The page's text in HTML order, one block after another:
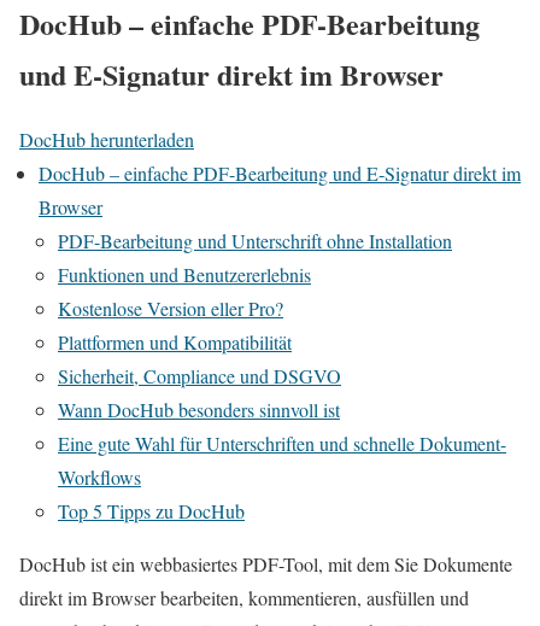
DocHub – einfache PDF-Bearbeitung
und E‑Signatur direkt im Browser
DocHub herunterladen
DocHub – einfache PDF-Bearbeitung und E‑Signatur direkt im
Browser
PDF-Bearbeitung und Unterschrift ohne Installation
Funktionen und Benutzererlebnis
Kostenlose Version eller Pro?
Plattformen und Kompatibilität
Sicherheit, Compliance und DSGVO
Wann DocHub besonders sinnvoll ist
Eine gute Wahl für Unterschriften und schnelle Dokument-
Workflows
Top 5 Tipps zu DocHub
DocHub ist ein webbasiertes PDF-Tool, mit dem Sie Dokumente
direkt im Browser bearbeiten, kommentieren, ausfüllen und